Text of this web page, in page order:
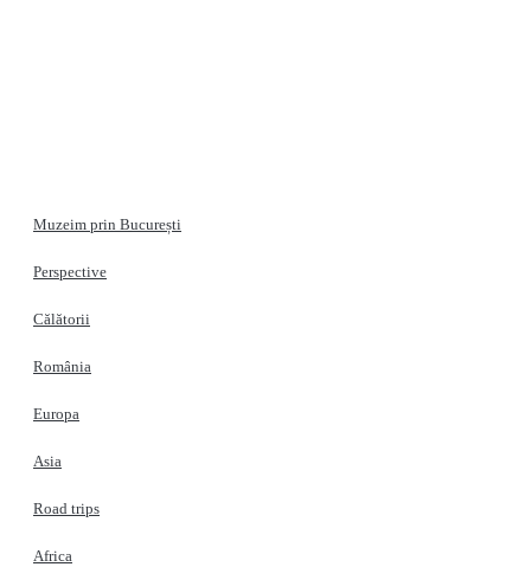
Muzeim prin București
Perspective
Călătorii
România
Europa
Asia
Road trips
Africa